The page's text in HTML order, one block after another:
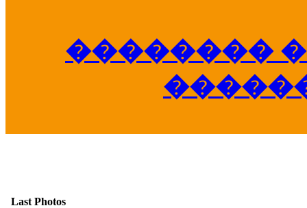
��������
Last Photos